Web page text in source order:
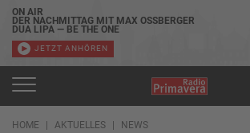
ON AIR
DER NACHMITTAG MIT MAX OSSBERGER
DUA LIPA — BE THE ONE
JETZT ANHÖREN
HOME AKTUELLES NEWS